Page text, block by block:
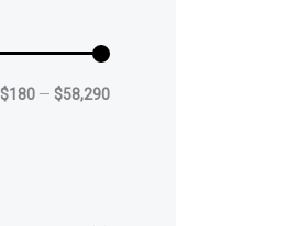
$180 — $58,290